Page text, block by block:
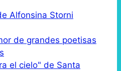
Alfonsina Storni
de grandes poetisas
el cielo" de Santa